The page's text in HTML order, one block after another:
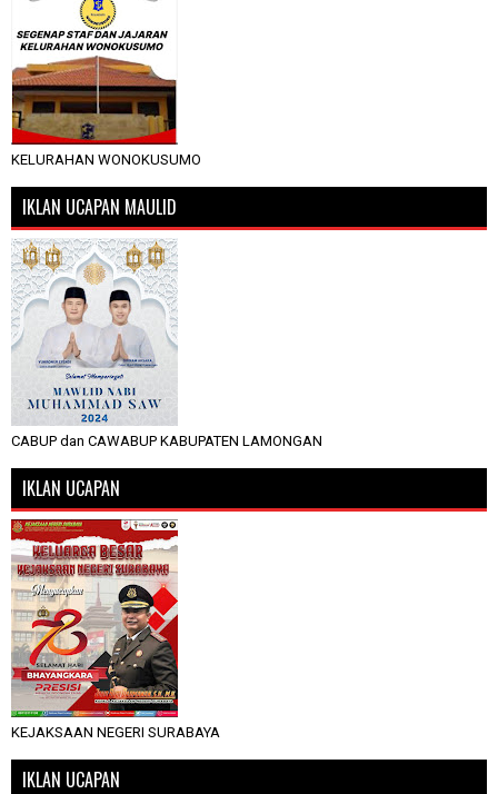
KELURAHAN WONOKUSUMO
IKLAN UCAPAN MAULID
CABUP dan CAWABUP KABUPATEN LAMONGAN
IKLAN UCAPAN
KEJAKSAAN NEGERI SURABAYA
IKLAN UCAPAN